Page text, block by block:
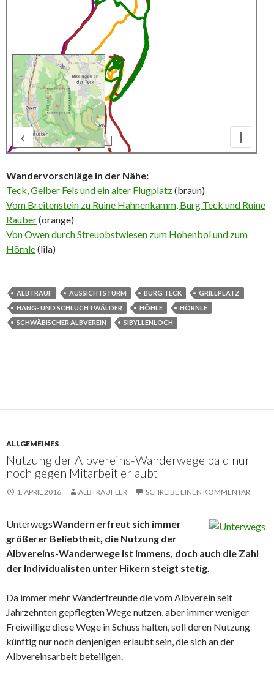
I
500 m
‹
Wandervorschläge in der Nähe:
Teck, Gelber Fels und ein alter Flugplatz(braun)
Vom Breitenstein zu Ruine Hahnenkamm, Burg Teck und Ruine
Rauber(orange)
Von Owen durch Streuobstwiesen zum Hohenbol und zum
Hörnle(lila)
ALBTRAUF AUSSICHTSTURM BURG TECK
GRILLPLATZ
HANG- UND SCHLUCHTWÄLDER
HÖHLE
HÖRNLE
SCHWÄBISCHER ALBVEREIN
SIBYLLENLOCH
ALLGEMEINES
Nutzung der Albvereins-Wanderwege bald nur
noch gegen Mitarbeit erlaubt
1. APRIL 2016 ALBTRÄUFLER SCHREIBE EINEN KOMMENTAR
UnterwegsWandern erfreut sich immer
größerer Beliebtheit, die Nutzung der
Albvereins-Wanderwege ist immens, doch auch die Zahl
der Individualisten unter Hikern steigt stetig.
Da immer mehr Wanderfreunde die vom Albverein seit
Jahrzehnten gepflegten Wege nutzen, aber immer weniger
Freiwillige diese Wege in Schuss halten, soll deren Nutzung
künftig nur noch denjenigen erlaubt sein, die sich an der
Albvereinsarbeit beteiligen.